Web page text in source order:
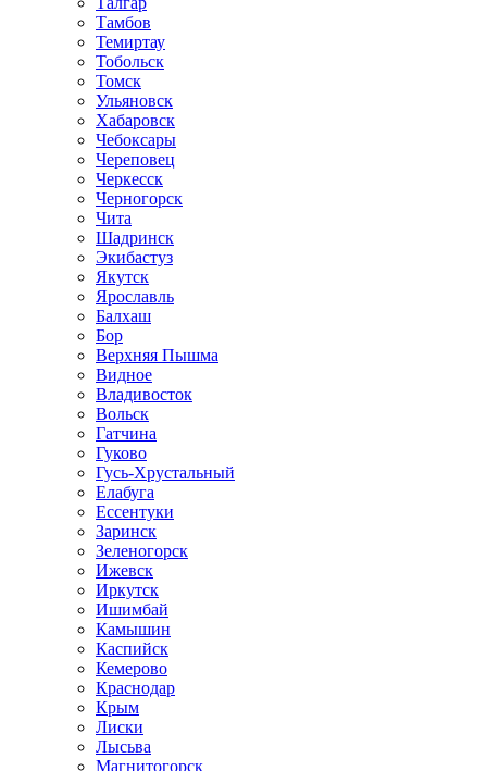
Тамбов
Темиртау
Тобольск
Томск
Ульяновск
Хабаровск
Чебоксары
Череповец
Черкесск
Черногорск
Чита
Шадринск
Экибастуз
Якутск
Ярославль
Балхаш
Бор
Верхняя Пышма
Видное
Владивосток
Вольск
Гатчина
Гуково
Гусь-Хрустальный
Елабуга
Ессентуки
Заринск
Зеленогорск
Ижевск
Иркутск
Ишимбай
Камышин
Каспийск
Кемерово
Краснодар
Крым
Лиски
Лысьва
Магнитогорск